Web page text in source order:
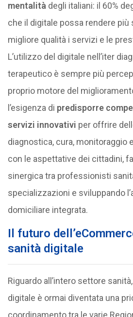
mentalità degli italiani: il 60%
che il digitale possa rendere più
migliore qualità i servizi e le
L’utilizzo del digitale nell’iter
terapeutico è sempre più
proprio motore del
l’esigenza di predisporre
servizi innovativi per offrire
diagnostica, cura, monitoraggio
con le aspettative dei cittadini,
sinergica tra professionisti
specializzazioni e sviluppando
domiciliare integrata.
Il futuro
sanità digitale
Riguardo all’intero settore
digitale è ormai diventata una
coordinamento tra le varie